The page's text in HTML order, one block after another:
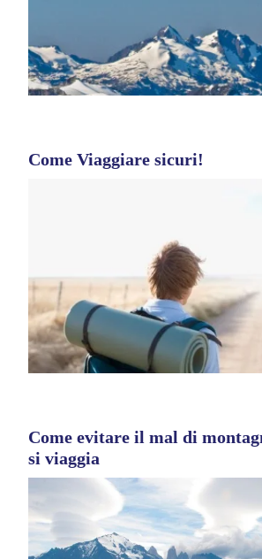
Come Viaggiare sicuri!
Come evitare il mal di
si viaggia